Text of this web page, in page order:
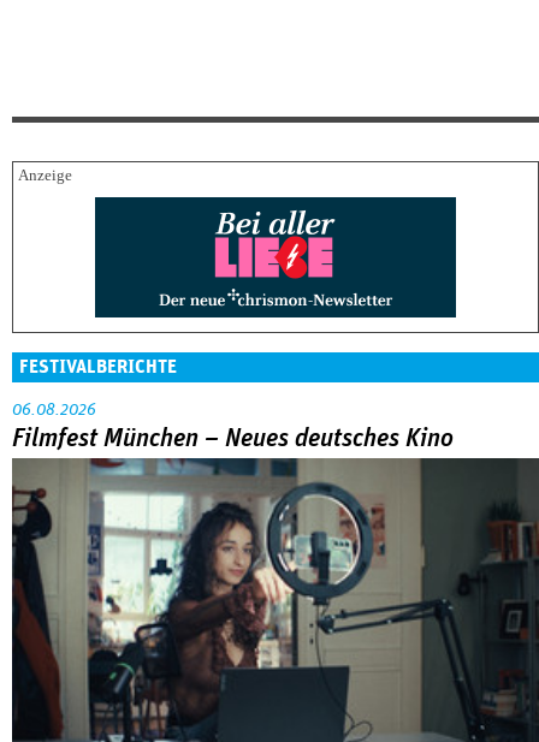
FESTIVALBERICHTE
06.08.2026
Filmfest München – Neues deutsches Kino